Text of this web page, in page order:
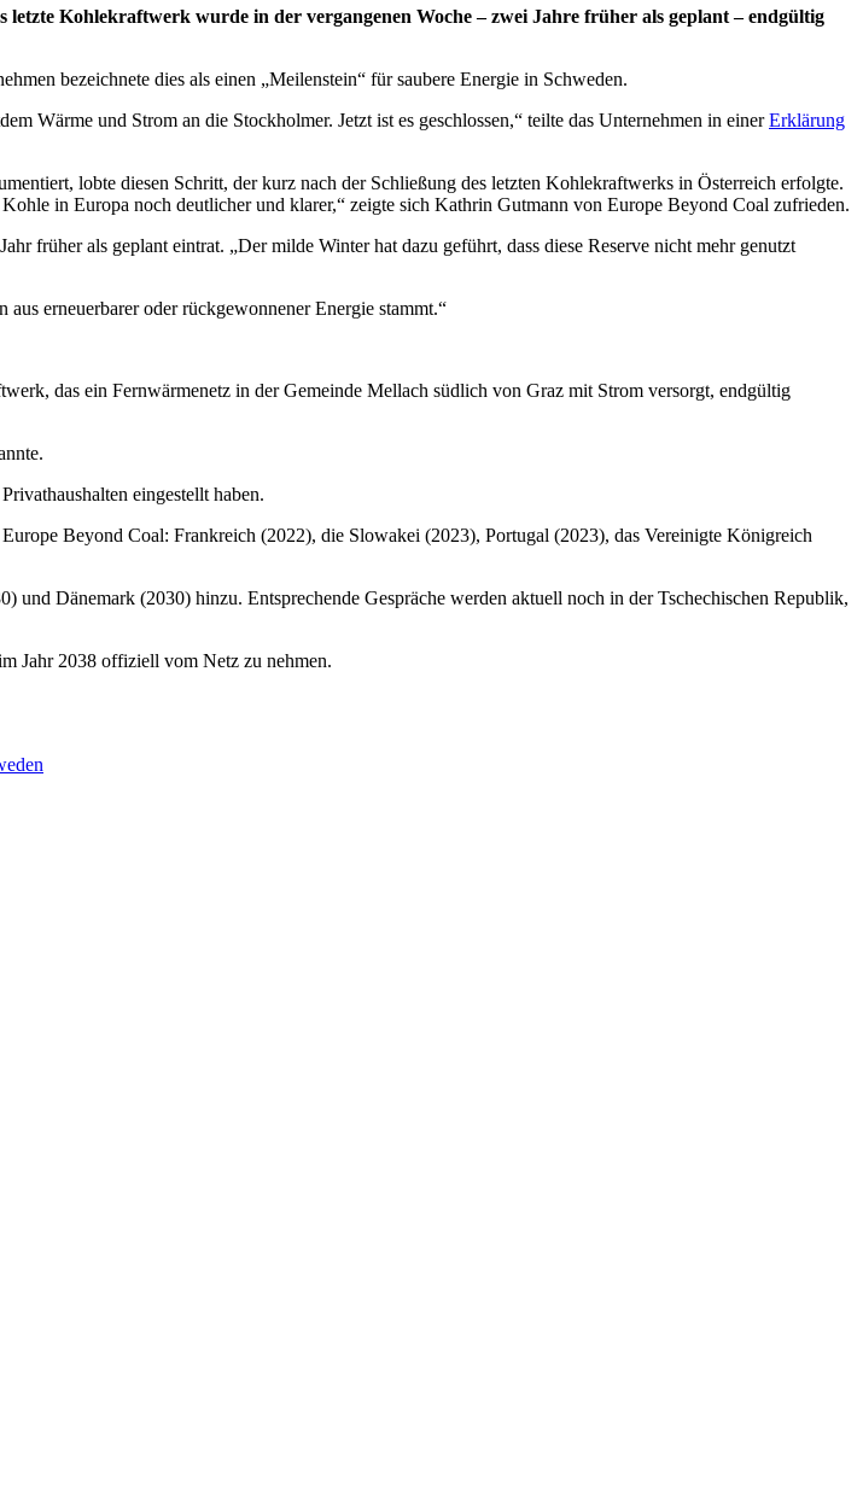
Kohlekraftwerk wurde in der vergangenen Woche – zwei Jahre früher als geplant – endgültig
bezeichnete dies als einen „Meilenstein“ für saubere Energie in Schweden.
Wärme und Strom an die Stockholmer. Jetzt ist es geschlossen,“ teilte das Unternehmen in einerErklärung
lobte diesen Schritt, der kurz nach der Schließung des letzten Kohlekraftwerks in Österreich erfolgte.
in Europa noch deutlicher und klarer,“ zeigte sich Kathrin Gutmann von Europe Beyond Coal zufrieden.
früher als geplant eintrat. „Der milde Winter hat dazu geführt, dass diese Reserve nicht mehr genutzt
erneuerbarer oder rückgewonnener Energie stammt.“
das ein Fernwärmenetz in der Gemeinde Mellach südlich von Graz mit Strom versorgt, endgültig
eingestellt haben.
Beyond Coal: Frankreich (2022), die Slowakei (2023), Portugal (2023), das Vereinigte Königreich
Dänemark (2030) hinzu. Entsprechende Gespräche werden aktuell noch in der Tschechischen Republik,
Jahr 2038 offiziell vom Netz zu nehmen.